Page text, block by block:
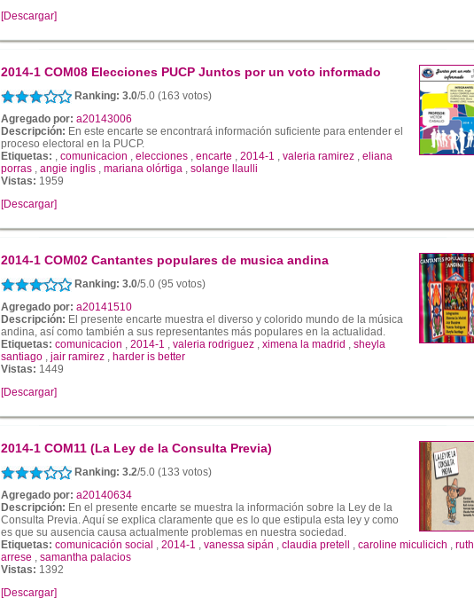
[Descargar]
2014-1 COM08 Elecciones PUCP Juntos por un voto informado
Ranking: 3.0/5.0 (163 votos)
Agregado por: a20143006
Descripción: En este encarte se encontrará información suficiente para entender el
proceso electoral en la PUCP.
Etiquetas: , comunicacion , elecciones , encarte , 2014-1 , valeria ramirez , eliana
porras , angie inglis , mariana olórtiga , solange llaulli
Vistas: 1959
[Descargar]
2014-1 COM02 Cantantes populares de musica andina
Ranking: 3.0/5.0 (95 votos)
Agregado por: a20141510
Descripción: El presente encarte muestra el diverso y colorido mundo de la música
andina, así como también a sus representantes más populares en la actualidad.
Etiquetas: comunicacion , 2014-1 , valeria rodriguez , ximena la madrid , sheyla
santiago , jair ramirez , harder is better
Vistas: 1449
[Descargar]
2014-1 COM11 (La Ley de la Consulta Previa)
Ranking: 3.2/5.0 (133 votos)
Agregado por: a20140634
Descripción: En el presente encarte se muestra la información sobre la Ley de la
Consulta Previa. Aquí se explica claramente que es lo que estipula esta ley y como
es que su ausencia causa actualmente problemas en nuestra sociedad.
Etiquetas: comunicación social , 2014-1 , vanessa sipán , claudia pretell , caroline miculicich , ruth
arrese , samantha palacios
Vistas: 1392
[Descargar]